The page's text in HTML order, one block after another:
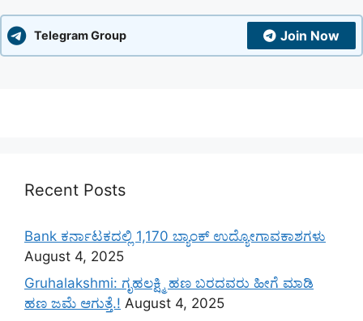
Telegram Group Join Now
Recent Posts
Bank ಕರ್ನಾಟಕದಲ್ಲಿ 1,170 ಬ್ಯಾಂಕ್ ಉದ್ಯೋಗಾವಕಾಶಗಳು
August 4, 2025
Gruhalakshmi: ಗೃಹಲಕ್ಷ್ಮಿ ಹಣ ಬರದವರು ಹೀಗೆ ಮಾಡಿ
ಹಣ ಜಮೆ‌ ಆಗುತ್ತೆ.! August 4, 2025